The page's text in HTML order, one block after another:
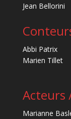
Jean Bellorini
Abbi Patrix
Marien Tillet
Acteurs
Marianne